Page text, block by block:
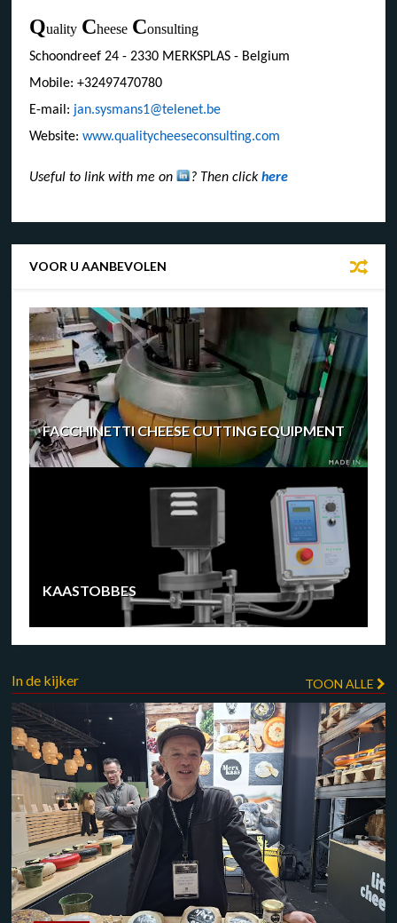
Quality Cheese Consulting
Schoondreef 24 - 2330 MERKSPLAS - Belgium
Mobile: +32497470780
E-mail: jan.sysmans1@telenet.be
Website:www.qualitycheeseconsulting.com
Useful to link with me on ? Then clickhere
VOOR U AANBEVOLEN
FACCHINETTI CHEESE CUTTING EQUIPMENT
KAASTOBBES
In de kijker TOON ALLE